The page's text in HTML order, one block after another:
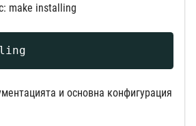
make installing
и основна конфигурация